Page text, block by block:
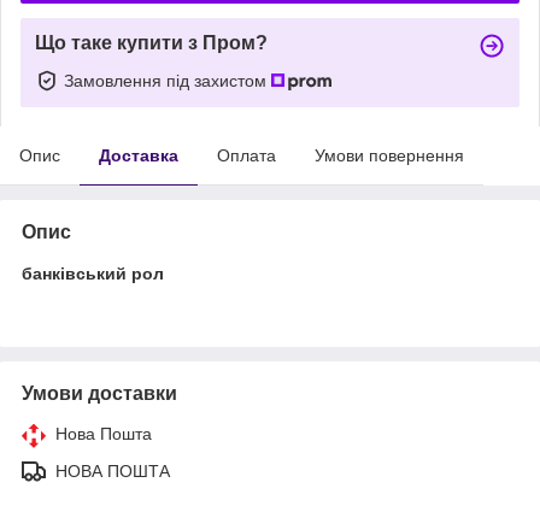
Що таке купити з Пром?
Замовлення під захистом
Опис Доставка Оплата Умови повернення
Опис
банківський рол
Умови доставки
Нова Пошта
НОВА ПОШТА